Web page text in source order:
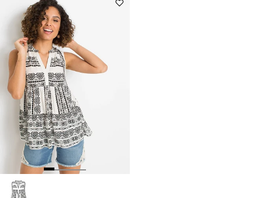
ceny
97,99 zł